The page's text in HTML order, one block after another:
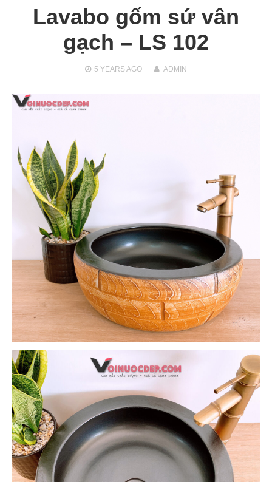
Lavabo gốm sứ vân
gạch – LS 102
5 YEARSAGO ADMIN